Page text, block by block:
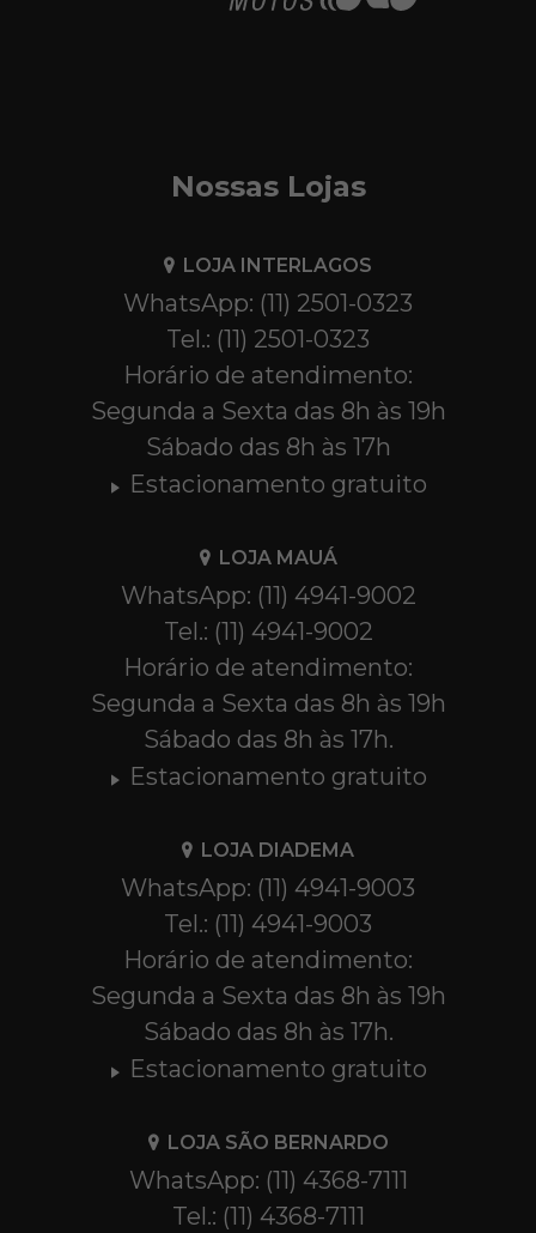
Nossas Lojas
LOJA INTERLAGOS
WhatsApp: (11) 2501-0323
Tel.: (11) 2501-0323
Horário de atendimento:
Segunda a Sexta das 8h às 19h
Sábado das 8h às 17h
Estacionamento gratuito
LOJA MAUÁ
WhatsApp: (11) 4941-9002
Tel.: (11) 4941-9002
Horário de atendimento:
Segunda a Sexta das 8h às 19h
Sábado das 8h às 17h.
Estacionamento gratuito
LOJA DIADEMA
WhatsApp: (11) 4941-9003
Tel.: (11) 4941-9003
Horário de atendimento:
Segunda a Sexta das 8h às 19h
Sábado das 8h às 17h.
Estacionamento gratuito
LOJA SÃO BERNARDO
WhatsApp: (11) 4368-7111
Tel.: (11) 4368-7111